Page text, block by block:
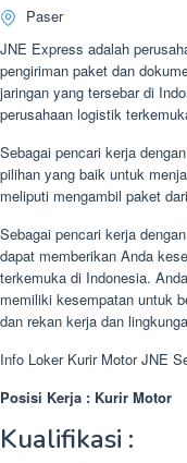
Paser
JNE Express adalah
pengiriman paket dan
jaringan yang tersebar di
perusahaan logistik
Sebagai pencari kerja
pilihan yang baik untuk
meliputi mengambil paket
Sebagai pencari kerja
dapat memberikan Anda
terkemuka di Indonesia.
memiliki kesempatan untuk
dan rekan kerja dan
Info Loker Kurir Motor JNE
Posisi Kerja : Kurir Motor
Kualifikasi :